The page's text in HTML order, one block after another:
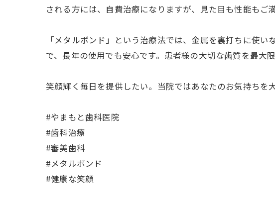
される方には、自費治療になりますが、見た目も性能もご
「メタルボンド」という治療法では、金属を裏打ちに使
で、長年の使用でも安心です。患者様の大切な歯質を最大
笑顔輝く毎日を提供したい。当院ではあなたのお気持ちを
#やまもと歯科医院
#歯科治療
#審美歯科
#メタルボンド
#健康な笑顔